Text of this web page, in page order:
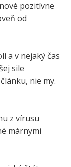
pozitívne
od
a v nejaký čas
sile
nie my.
z vírusu
márnymi